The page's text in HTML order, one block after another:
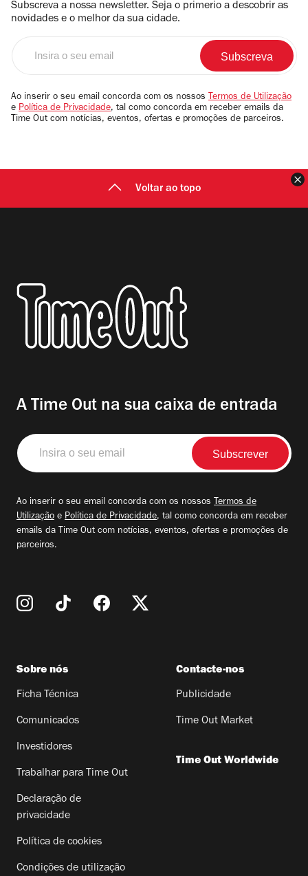
Subscreva a nossa newsletter. Seja o primerio a descobrir as
novidades e o melhor da sua cidade.
email
Ao inserir o seu email concorda com os nossos Termos de Utilização
e Política de Privacidade, tal como concorda em receber emails da
Time Out com notícias, eventos, ofertas e promoções de parceiros.
Voltar ao topo
A Time Out na sua caixa de entrada
Insira
o
seu
Ao inserir o seu email concorda com os nossos Termos de
Utilização e Política de Privacidade, tal como concorda em receber
emails da Time Out com notícias, eventos, ofertas e promoções de
parceiros.
Sobre nós
Ficha Técnica
Comunicados
Investidores
Trabalhar para Time Out
Declaração de
privacidade
Política de cookies
Condições de utilização
Contacte-nos
Publicidade
Time Out Market
Time Out Worldwide